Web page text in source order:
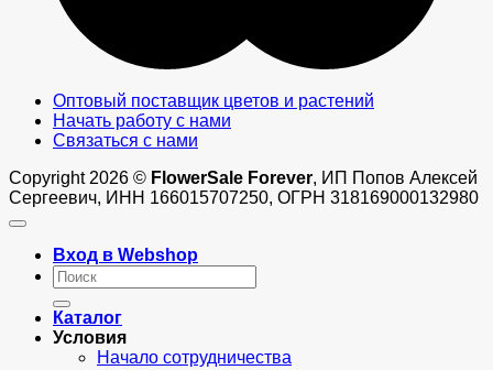
Оптовый поставщик цветов и растений
Начать работу с нами
Связаться с нами
Copyright 2026 © FlowerSale Forever, ИП Попов Алексей
Сергеевич, ИНН 166015707250, ОГРН 318169000132980
Вход в Webshop
Искать:
Каталог
Условия
Начало сотрудничества